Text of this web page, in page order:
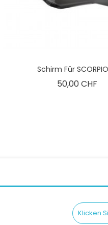
Schirm Für
50,00 CHF
Klicken